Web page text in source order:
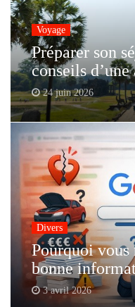
Voyage
Préparer son
conseils
24 juin 2026
Divers
Pourquoi vous
bonne
3 avril 2026